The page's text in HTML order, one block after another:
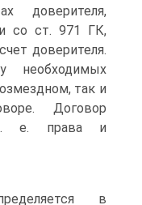
доверителя,
со ст. 971 ГК,
доверителя.
необходимых
так и
Договор
т. е. права и
в